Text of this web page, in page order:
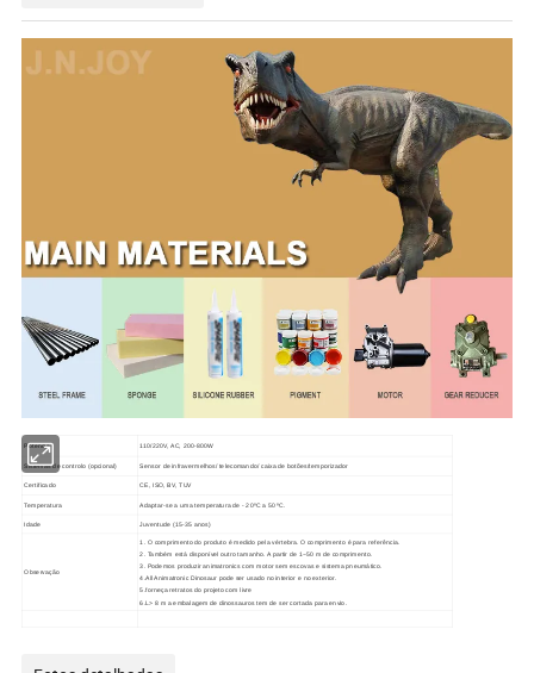
Potência 110/220V, AC, 200-800W
Sistemas de controlo (opcional) Sensor de infravermelhos/ telecomando/ caixa de botões/temporizador
Certificado CE, ISO, BV, TUV
Temperatura Adaptar-se a uma temperatura de - 20ºC a 50 ºC.
Idade Juventude (15-35 anos)
Observação
1. O comprimento do produto é medido pela vértebra. O comprimento é para referência.
2. Também está disponível outro tamanho. A partir de 1~50 m de comprimento.
3. Podemos produzir animatronics com motor sem escovas e sistema pneumático.
4.All Animatronic Dinosaur pode ser usado no interior e no exterior.
5.forneça retratos do projeto com livre
6.L> 8 m a embalagem de dinossauros tem de ser cortada para envio.